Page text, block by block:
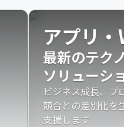
アプリ
最新のテク
ソリューシ
ビジネス成長、プ
競合との差別化を
支援します